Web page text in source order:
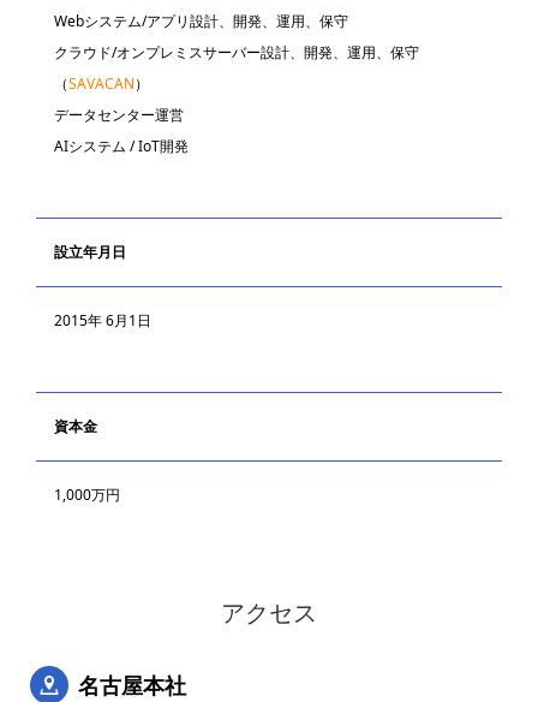
Webシステム/アプリ設計、開発、運用、保守
クラウド/オンプレミスサーバー設計、開発、運用、保守
（SAVACAN）
データセンター運営
AIシステム / IoT開発
設立年月日
2015年 6月1日
資本金
1,000万円
アクセス
名古屋本社